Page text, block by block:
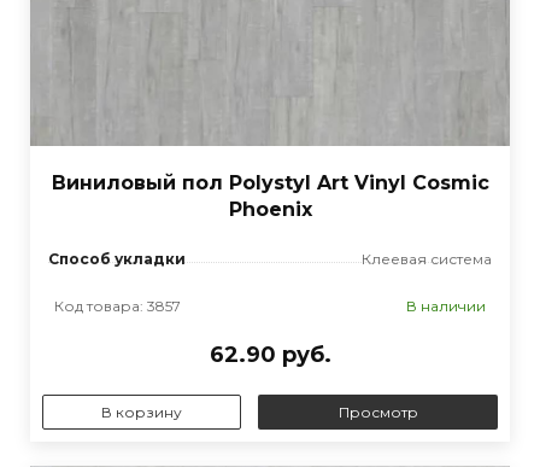
Виниловый пол Polystyl Art Vinyl Cosmic
Phoenix
Способ укладки Клеевая система
Код товара: 3857 В наличии
62.90 руб.
В корзину Просмотр